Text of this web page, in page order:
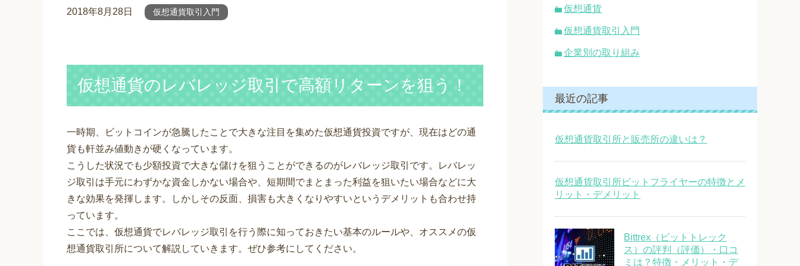
2018年8月28日 仮想通貨取引入門
仮想通貨のレバレッジ取引で高額リターンを狙う！
一時期、ビットコインが急騰したことで大きな注目を集めた仮想通貨投資ですが、現在はどの通
貨も軒並み値動きが硬くなっています。
こうした状況でも少額投資で大きな儲けを狙うことができるのがレバレッジ取引です。レバレッ
ジ取引は手元にわずかな資金しかない場合や、短期間でまとまった利益を狙いたい場合などに大
きな効果を発揮します。しかしその反面、損害も大きくなりやすいというデメリットも合わせ持
っています。
ここでは、仮想通貨でレバレッジ取引を行う際に知っておきたい基本のルールや、オススメの仮
想通貨取引所について解説していきます。ぜひ参考にしてください。
仮想通貨
仮想通貨取引入門
企業別の取り組み
最近の記事
仮想通貨取引所と販売所の違いは？
仮想通貨取引所ビットフライヤーの特徴とメ
リット・デメリット
Bittrex（ビットトレック
ス）の評判（評価）・口コ
ミは？特徴・メリット・デ